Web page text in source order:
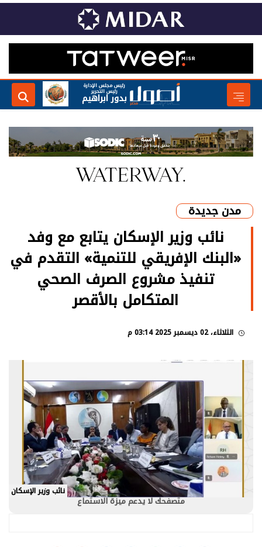
رئيس مجلس الإدارة
رئيس التحرير
بدور ابراهيم
مدن جديدة
نائب وزير الإسكان يتابع مع وفد
«البنك الإفريقي للتنمية» التقدم في
تنفيذ مشروع الصرف الصحي
المتكامل بالأقصر
الثلاثاء، 02 ديسمبر 2025 03:14 م
نائب وزير الإسكان
متصفحك لا يدعم ميزة الاستماع